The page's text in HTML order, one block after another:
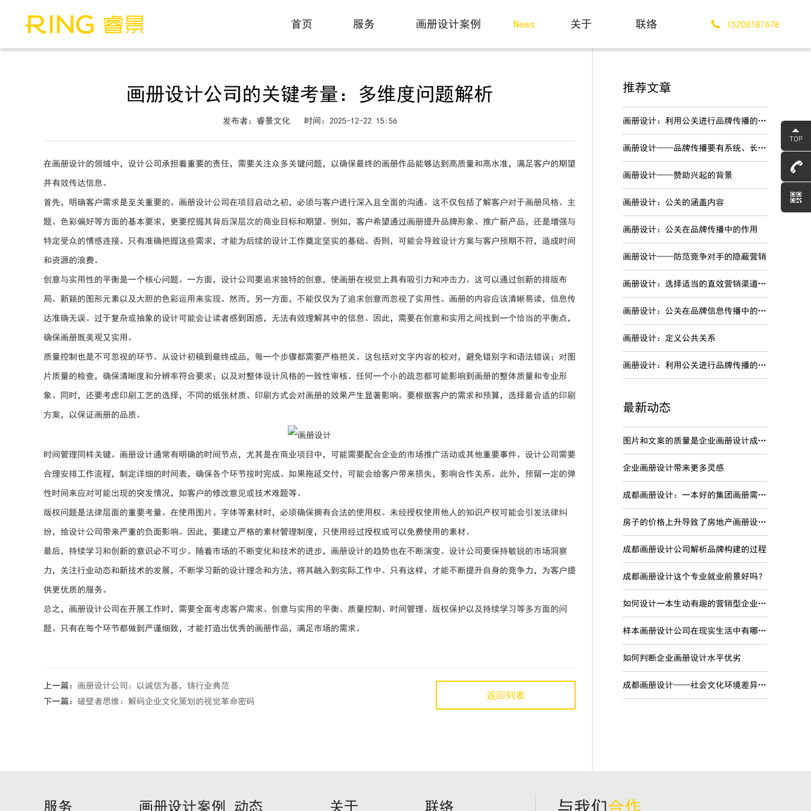
15208187678
首页
服务
画册设计案例
News
关于
联络
画册设计公司的关键考量：多维度问题解析
发布者：睿景文化 时间：2025-12-22 15:56
在画册设计的领域中，设计公司承担着重要的责任，需要关注众多关键问题，以确保最终的画册作品能够达到高质量和高水准，满足客户的期望
并有效传达信息。
首先，明确客户需求是至关重要的。画册设计公司在项目启动之初，必须与客户进行深入且全面的沟通。这不仅包括了解客户对于画册风格、主
题、色彩偏好等方面的基本要求，更要挖掘其背后深层次的商业目标和期望。例如，客户希望通过画册提升品牌形象、推广新产品，还是增强与
特定受众的情感连接。只有准确把握这些需求，才能为后续的设计工作奠定坚实的基础。否则，可能会导致设计方案与客户预期不符，造成时间
和资源的浪费。
创意与实用性的平衡是一个核心问题。一方面，设计公司要追求独特的创意，使画册在视觉上具有吸引力和冲击力。这可以通过创新的排版布
局、新颖的图形元素以及大胆的色彩运用来实现。然而，另一方面，不能仅仅为了追求创意而忽视了实用性。画册的内容应该清晰易读，信息传
达准确无误。过于复杂或抽象的设计可能会让读者感到困惑，无法有效理解其中的信息。因此，需要在创意和实用之间找到一个恰当的平衡点，
确保画册既美观又实用。
质量控制也是不可忽视的环节。从设计初稿到最终成品，每一个步骤都需要严格把关。这包括对文字内容的校对，避免错别字和语法错误；对图
片质量的检查，确保清晰度和分辨率符合要求；以及对整体设计风格的一致性审核。任何一个小的疏忽都可能影响到画册的整体质量和专业形
象。同时，还要考虑印刷工艺的选择，不同的纸张材质、印刷方式会对画册的效果产生显著影响。要根据客户的需求和预算，选择最合适的印刷
方案，以保证画册的品质。
时间管理同样关键。画册设计通常有明确的时间节点，尤其是在商业项目中，可能需要配合企业的市场推广活动或其他重要事件。设计公司需要
合理安排工作流程，制定详细的时间表，确保各个环节按时完成。如果拖延交付，可能会给客户带来损失，影响合作关系。此外，预留一定的弹
性时间来应对可能出现的突发情况，如客户的修改意见或技术难题等。
版权问题是法律层面的重要考量。在使用图片、字体等素材时，必须确保拥有合法的使用权。未经授权使用他人的知识产权可能会引发法律纠
纷，给设计公司带来严重的负面影响。因此，要建立严格的素材管理制度，只使用经过授权或可以免费使用的素材。
最后，持续学习和创新的意识必不可少。随着市场的不断变化和技术的进步，画册设计的趋势也在不断演变。设计公司要保持敏锐的市场洞察
力，关注行业动态和新技术的发展，不断学习新的设计理念和方法，将其融入到实际工作中。只有这样，才能不断提升自身的竞争力，为客户提
供更优质的服务。
总之，画册设计公司在开展工作时，需要全面考虑客户需求、创意与实用的平衡、质量控制、时间管理、版权保护以及持续学习等多方面的问
题。只有在每个环节都做到严谨细致，才能打造出优秀的画册作品，满足市场的需求。
上一篇： 画册设计公司：以诚信为基，铸行业典范
下一篇： 破壁者思维：解码企业文化策划的视觉革命密码
返回列表
推荐文章
画册设计：利用公关进行品牌传播的优势
画册设计——品牌传播要有系统、长期的战略规划
画册设计——赞助兴起的背景
画册设计：公关的涵盖内容
画册设计：公关在品牌传播中的作用
画册设计——防范竞争对手的隐蔽营销
画册设计：选择适当的直效营销渠道进行品牌传播
画册设计：公关在品牌信息传播中的特点
画册设计：定义公共关系
画册设计：利用公关进行品牌传播的劣势
最新动态
图片和文案的质量是企业画册设计成功关键
企业画册设计带来更多灵感
成都画册设计：一本好的集团画册需要内容准确
房子的价格上升导致了房地产画册设计变得非常的火爆吗？
成都画册设计公司解析品牌构建的过程
成都画册设计这个专业就业前景好吗？
如何设计一本生动有趣的营销型企业宣传画册
样本画册设计公司在现实生活中有哪些现实意义？
如何判断企业画册设计水平优劣
成都画册设计——社会文化环境差异对品牌国际化的影响
服务 画册设计案例 动态 关于 联络 与我们合作